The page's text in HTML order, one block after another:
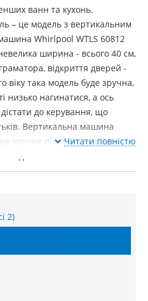
ванн та кухонь.
– це модель з вертикальним
Whirlpool WTLS 60812
ширина - всього 40 см,
відкриття дверей -
віку така модель буде зручна,
низько нагинатися, а ось
до керування, що
Вертикальна машина
зручне рішення для будь-
Читати повністю
2)